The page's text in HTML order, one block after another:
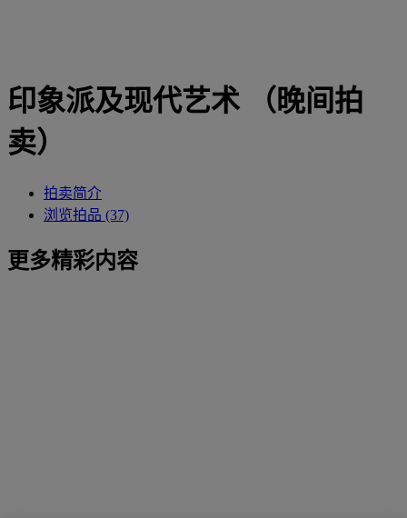
印象派及现代艺术 （晚间拍
卖）
拍卖简介
浏览拍品 (37)
更多精彩内容